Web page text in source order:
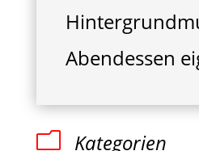
Abendessen
m Kategorien